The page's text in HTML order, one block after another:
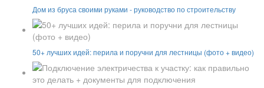
Дом из бруса своими руками - руководство по строительству
50+ лучших идей: перила и поручни для лестницы (фото + видео)